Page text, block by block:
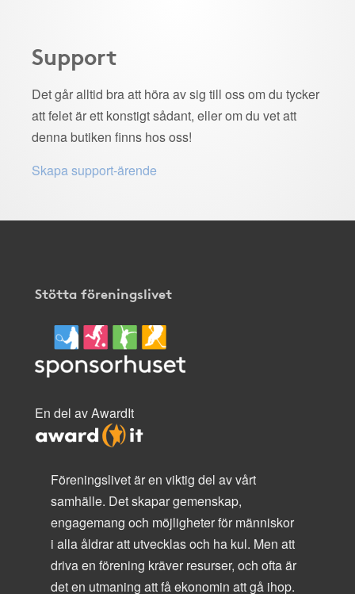
Support
Det går alltid bra att höra av sig till oss om du tycker
att felet är ett konstigt sådant, eller om du vet att
denna butiken finns hos oss!
Skapa support-ärende
Stötta föreningslivet
En del av AwardIt
Föreningslivet är en viktig del av vårt
samhälle. Det skapar gemenskap,
engagemang och möjligheter för människor
i alla åldrar att utvecklas och ha kul. Men att
driva en förening kräver resurser, och ofta är
det en utmaning att få ekonomin att gå ihop.